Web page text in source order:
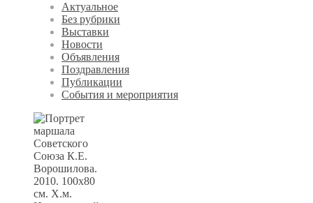
Актуальное
Без рубрики
Выставки
Новости
Объявления
Поздравления
Публикации
События и мероприятия